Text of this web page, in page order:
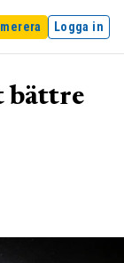
Logga in
bättre